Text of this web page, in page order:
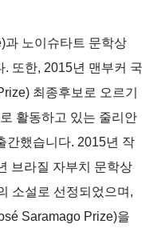
과 노이슈타트 문학상
또한, 2015년 맨부커 국
최종후보로 오르기
활동하고 있는 줄리안
간했습니다. 2015년 작
브라질 자부치 문학상
소설로 선정되었으며,
Saramago Prize)을